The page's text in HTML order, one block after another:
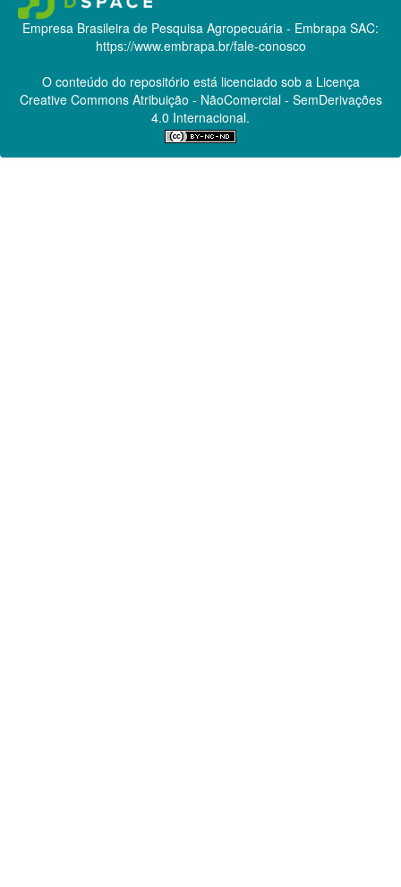
Empresa Brasileira de Pesquisa Agropecuária - Embrapa SAC:
https://www.embrapa.br/fale-conosco
O conteúdo do repositório está licenciado sob a Licença
Creative CommonsAtribuição - NãoComercial - SemDerivações
4.0 Internacional.